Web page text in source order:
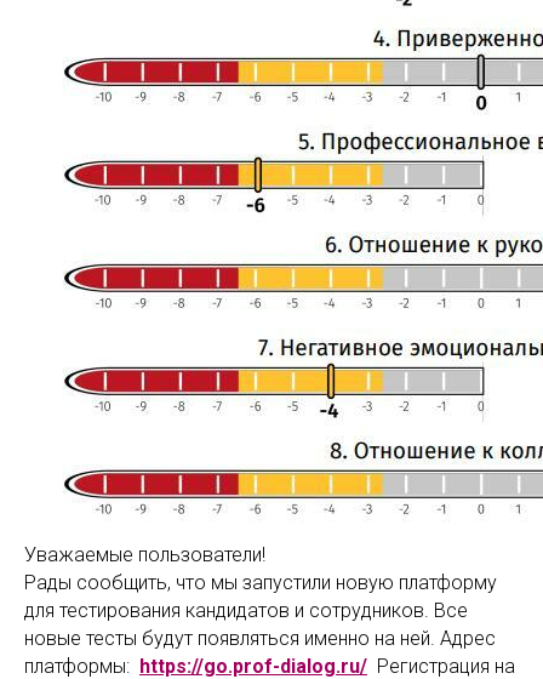
Уважаемые пользователи!
Рады сообщить, что мы запустили новую платформу
для тестирования кандидатов и сотрудников. Все
новые тесты будут появляться именно на ней. Адрес
платформы: https://go.prof-dialog.ru/ Регистрация на